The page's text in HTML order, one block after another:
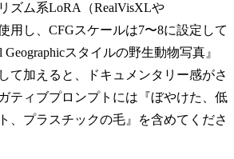
ズム系LoRA（RealVisXLや
用し、CFGスケールは7〜8に設定して
Geographicスタイルの野生動物写真』
て加えると、ドキュメンタリー感がさ
ティブプロンプトには『ぼやけた、低
、プラスチックの毛』を含めてくださ